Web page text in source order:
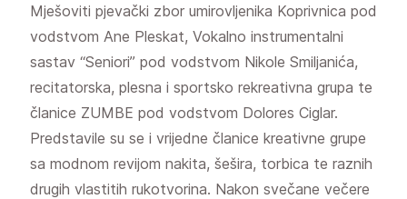
Mješoviti pjevački zbor umirovljenika Koprivnica pod
vodstvom Ane Pleskat, Vokalno instrumentalni
sastav “Seniori” pod vodstvom Nikole Smiljanića,
recitatorska, plesna i sportsko rekreativna grupa te
članice ZUMBE pod vodstvom Dolores Ciglar.
Predstavile su se i vrijedne članice kreativne grupe
sa modnom revijom nakita, šešira, torbica te raznih
drugih vlastitih rukotvorina. Nakon svečane večere